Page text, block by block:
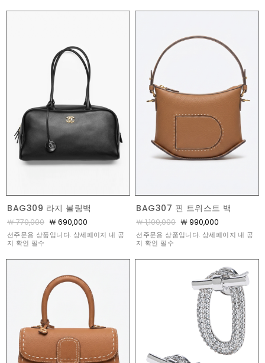
BAG309 라지 볼링백
￦ 770,000 ￦ 690,000
선주문용 상품입니다. 상세페이지 내 공
지 확인 필수
BAG307 핀 트위스트 백
￦ 1,100,000 ￦ 990,000
선주문용 상품입니다. 상세페이지 내 공
지 확인 필수